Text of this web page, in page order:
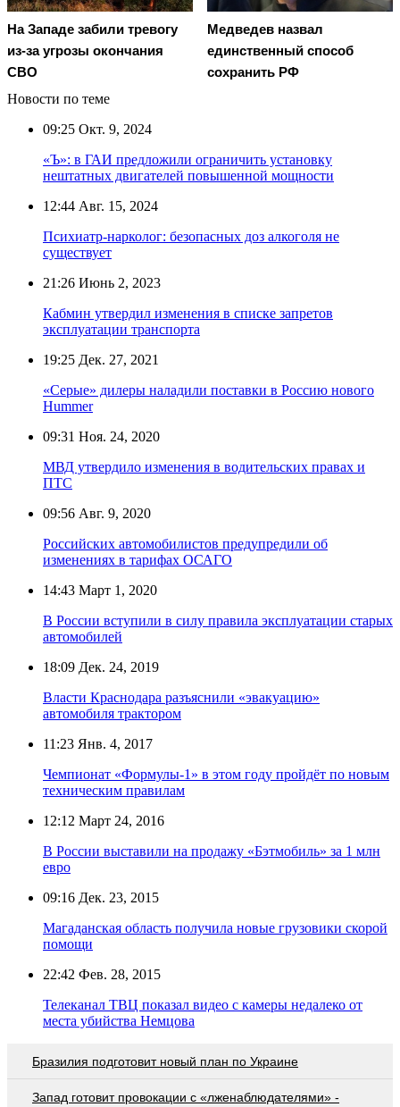
На Западе забили тревогу
из-за угрозы окончания
СВО
Медведев назвал
единственный способ
сохранить РФ
Новости по теме
09:25 Окт. 9, 2024
«Ъ»: в ГАИ предложили ограничить установку
нештатных двигателей повышенной мощности
12:44 Авг. 15, 2024
Психиатр-нарколог: безопасных доз алкоголя не
существует
21:26 Июнь 2, 2023
Кабмин утвердил изменения в списке запретов
эксплуатации транспорта
19:25 Дек. 27, 2021
«Серые» дилеры наладили поставки в Россию нового
Hummer
09:31 Ноя. 24, 2020
МВД утвердило изменения в водительских правах и
ПТС
09:56 Авг. 9, 2020
Российских автомобилистов предупредили об
изменениях в тарифах ОСАГО
14:43 Март 1, 2020
В России вступили в силу правила эксплуатации старых
автомобилей
18:09 Дек. 24, 2019
Власти Краснодара разъяснили «эвакуацию»
автомобиля трактором
11:23 Янв. 4, 2017
Чемпионат «Формулы-1» в этом году пройдёт по новым
техническим правилам
12:12 Март 24, 2016
В России выставили на продажу «Бэтмобиль» за 1 млн
евро
09:16 Дек. 23, 2015
Магаданская область получила новые грузовики скорой
помощи
22:42 Фев. 28, 2015
Телеканал ТВЦ показал видео с камеры недалеко от
места убийства Немцова
Бразилия подготовит новый план по Украине
Запад готовит провокации с «лженаблюдателями» -